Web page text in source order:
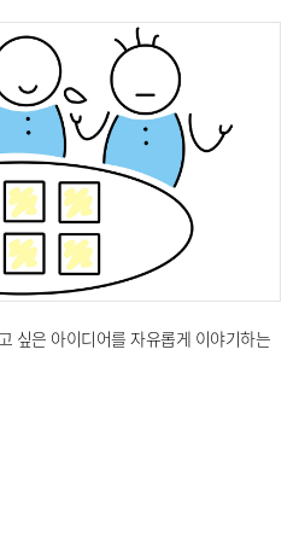
싶은 아이디어를 자유롭게 이야기하는